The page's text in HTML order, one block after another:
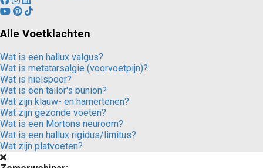
Alle Voetklachten
Wat is een hallux valgus?
Wat is metatarsalgie (voorvoetpijn)?
Wat is hielspoor?
Wat is een tailor's bunion?
Wat zijn klauw- en hamertenen?
Wat zijn gezonde voeten?
Wat is een Mortons neuroom?
Wat is een hallux rigidus/limitus?
Wat zijn platvoeten?